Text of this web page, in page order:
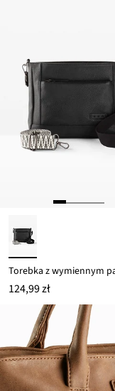
124,99 zł